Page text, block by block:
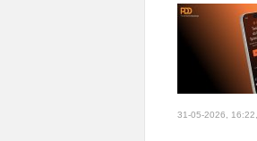
31-05-2026, 16:22,